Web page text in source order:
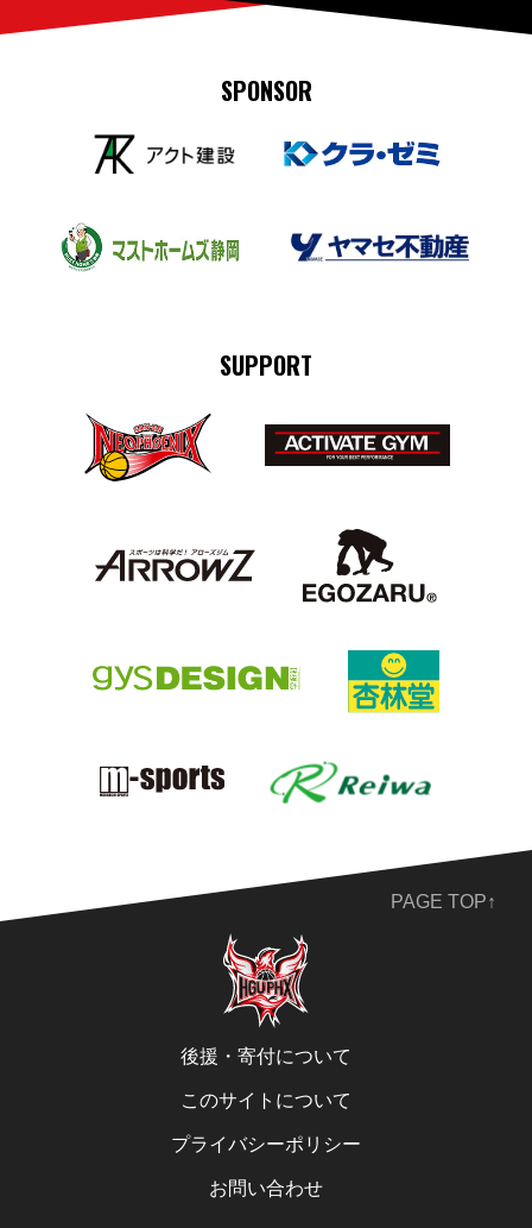
SPONSOR
SUPPORT
後援・寄付について
このサイトについて
プライバシーポリシー
お問い合わせ
PAGE TOP↑